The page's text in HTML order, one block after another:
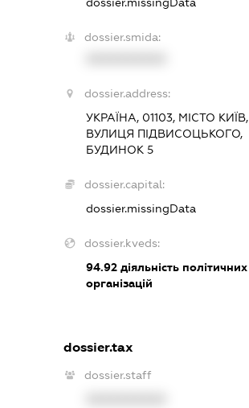
dossier.missingData
dossier.smida:
dossier.address:
УКРАЇНА, 01103, МІСТО КИЇВ,
ВУЛИЦЯ ПІДВИСОЦЬКОГО,
БУДИНОК 5
dossier.capital:
dossier.missingData
dossier.kveds:
94.92діяльність політичних
організацій
dossier.tax
dossier.staff